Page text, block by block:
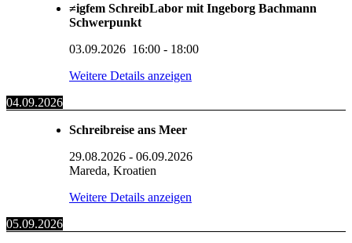
≠igfem SchreibLabor mit Ingeborg Bachmann
Schwerpunkt
03.09.2026 16:00 - 18:00
Weitere Details anzeigen
04.09.2026
Schreibreise ans Meer
29.08.2026 - 06.09.2026
Mareda, Kroatien
Weitere Details anzeigen
05.09.2026